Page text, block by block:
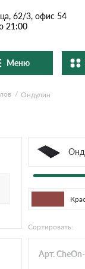
62/3, офис 54
21:00
Меню
и шифер
Ондулин
Сортировать:
Арт.